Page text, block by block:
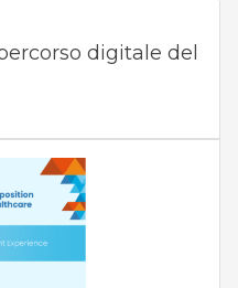
digitale del